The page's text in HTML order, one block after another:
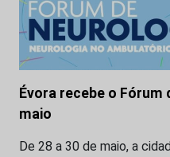
Évora recebe o Fórum
maio
De 28 a 30 de maio, a